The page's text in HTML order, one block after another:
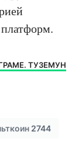
ТУЗЕМУН
2744